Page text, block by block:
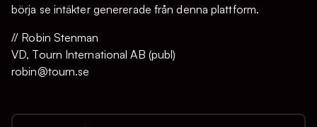
börja se intäkter genererade från denna plattform.
// Robin Stenman
VD, Tourn International AB (publ)
robin@tourn.se